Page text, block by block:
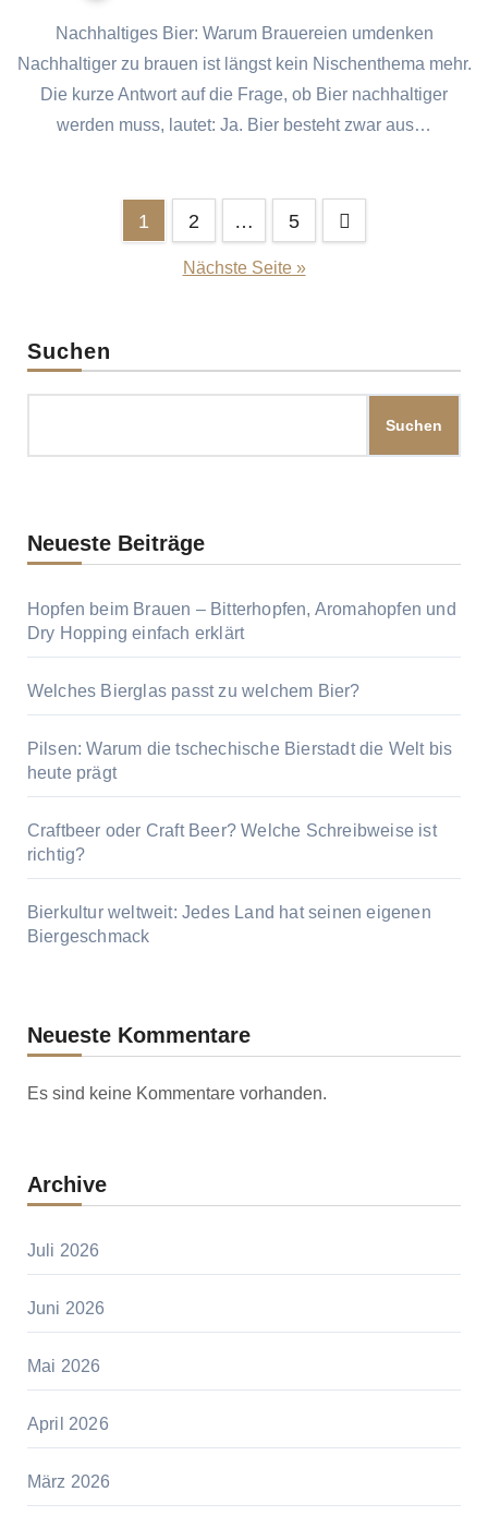
Nachhaltiges Bier: Warum Brauereien umdenken
Nachhaltiger zu brauen ist längst kein Nischenthema mehr.
Die kurze Antwort auf die Frage, ob Bier nachhaltiger
werden muss, lautet: Ja. Bier besteht zwar aus…
Seitennummerierung
1 2 … 5
Nächste Seite »
Suchen
Suchen
Neueste Beiträge
Hopfen beim Brauen – Bitterhopfen, Aromahopfen und
Dry Hopping einfach erklärt
Welches Bierglas passt zu welchem Bier?
Pilsen: Warum die tschechische Bierstadt die Welt bis
heute prägt
Craftbeer oder Craft Beer? Welche Schreibweise ist
richtig?
Bierkultur weltweit: Jedes Land hat seinen eigenen
Biergeschmack
Neueste Kommentare
Es sind keine Kommentare vorhanden.
Archive
Juli 2026
Juni 2026
Mai 2026
April 2026
März 2026